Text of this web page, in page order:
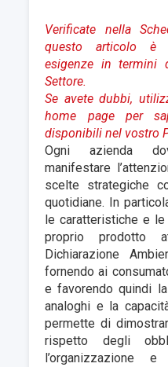
Verificate nella
questo articolo è
esigenze in termini
Settore.
Se avete dubbi,
home page per
disponibili nel vostro
Ogni azienda
manifestare
scelte strategiche
quotidiane. In
le caratteristiche e
proprio prodotto
Dichiarazione
fornendo ai
e favorendo quindi
analoghi e la
permette di
rispetto degli
l’organizzazione